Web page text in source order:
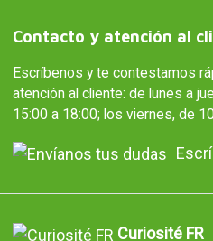
Contacto y atención al
Escríbenos y te contestamos
atención al cliente: de lunes a
15:00 a 18:00; los viernes, de
Curiosité FR